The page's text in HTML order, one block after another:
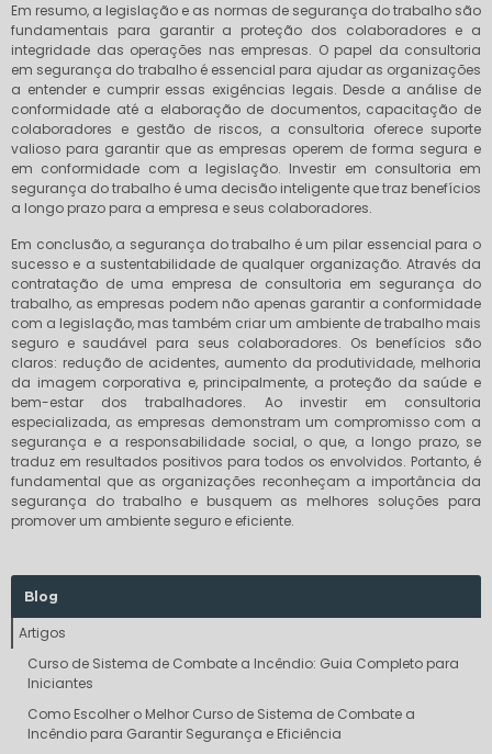
Em resumo, a legislação e as normas de segurança do trabalho são
fundamentais para garantir a proteção dos colaboradores e a
integridade das operações nas empresas. O papel da consultoria
em segurança do trabalho é essencial para ajudar as organizações
a entender e cumprir essas exigências legais. Desde a análise de
conformidade até a elaboração de documentos, capacitação de
colaboradores e gestão de riscos, a consultoria oferece suporte
valioso para garantir que as empresas operem de forma segura e
em conformidade com a legislação. Investir em consultoria em
segurança do trabalho é uma decisão inteligente que traz benefícios
a longo prazo para a empresa e seus colaboradores.
Em conclusão, a segurança do trabalho é um pilar essencial para o
sucesso e a sustentabilidade de qualquer organização. Através da
contratação de uma empresa de consultoria em segurança do
trabalho, as empresas podem não apenas garantir a conformidade
com a legislação, mas também criar um ambiente de trabalho mais
seguro e saudável para seus colaboradores. Os benefícios são
claros: redução de acidentes, aumento da produtividade, melhoria
da imagem corporativa e, principalmente, a proteção da saúde e
bem-estar dos trabalhadores. Ao investir em consultoria
especializada, as empresas demonstram um compromisso com a
segurança e a responsabilidade social, o que, a longo prazo, se
traduz em resultados positivos para todos os envolvidos. Portanto, é
fundamental que as organizações reconheçam a importância da
segurança do trabalho e busquem as melhores soluções para
promover um ambiente seguro e eficiente.
Blog
Artigos
Curso de Sistema de Combate a Incêndio: Guia Completo para
Iniciantes
Como Escolher o Melhor Curso de Sistema de Combate a
Incêndio para Garantir Segurança e Eficiência